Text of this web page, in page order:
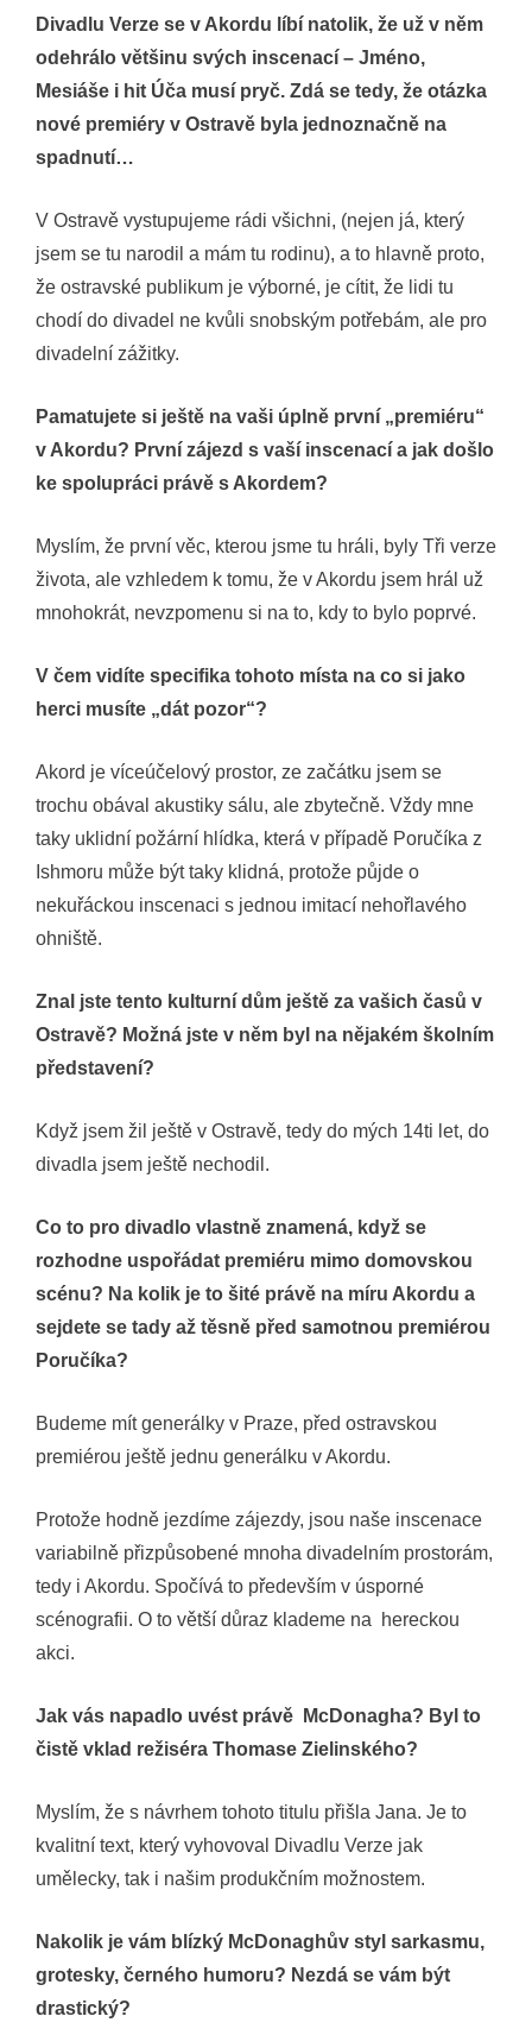
Divadlu Verze se v Akordu líbí natolik, že už v něm
odehrálo většinu svých inscenací – Jméno,
Mesiáše i hit Úča musí pryč. Zdá se tedy, že otázka
nové premiéry v Ostravě byla jednoznačně na
spadnutí…
V Ostravě vystupujeme rádi všichni, (nejen já, který
jsem se tu narodil a mám tu rodinu), a to hlavně proto,
že ostravské publikum je výborné, je cítit, že lidi tu
chodí do divadel ne kvůli snobským potřebám, ale pro
divadelní zážitky.
Pamatujete si ještě na vaši úplně první „premiéru“
v Akordu? První zájezd s vaší inscenací a jak došlo
ke spolupráci právě s Akordem?
Myslím, že první věc, kterou jsme tu hráli, byly Tři verze
života, ale vzhledem k tomu, že v Akordu jsem hrál už
mnohokrát, nevzpomenu si na to, kdy to bylo poprvé.
V čem vidíte specifika tohoto místa na co si jako
herci musíte „dát pozor“?
Akord je víceúčelový prostor, ze začátku jsem se
trochu obával akustiky sálu, ale zbytečně. Vždy mne
taky uklidní požární hlídka, která v případě Poručíka z
Ishmoru může být taky klidná, protože půjde o
nekuřáckou inscenaci s jednou imitací nehořlavého
ohniště.
Znal jste tento kulturní dům ještě za vašich časů v
Ostravě? Možná jste v něm byl na nějakém školním
představení?
Když jsem žil ještě v Ostravě, tedy do mých 14ti let, do
divadla jsem ještě nechodil.
Co to pro divadlo vlastně znamená, když se
rozhodne uspořádat premiéru mimo domovskou
scénu? Na kolik je to šité právě na míru Akordu a
sejdete se tady až těsně před samotnou premiérou
Poručíka?
Budeme mít generálky v Praze, před ostravskou
premiérou ještě jednu generálku v Akordu.
Protože hodně jezdíme zájezdy, jsou naše inscenace
variabilně přizpůsobené mnoha divadelním prostorám,
tedy i Akordu. Spočívá to především v úsporné
scénografii. O to větší důraz klademe na hereckou
akci.
Jak vás napadlo uvést právě McDonagha? Byl to
čistě vklad režiséra Thomase Zielinského?
Myslím, že s návrhem tohoto titulu přišla Jana. Je to
kvalitní text, který vyhovoval Divadlu Verze jak
umělecky, tak i našim produkčním možnostem.
Nakolik je vám blízký McDonaghův styl sarkasmu,
grotesky, černého humoru? Nezdá se vám být
drastický?